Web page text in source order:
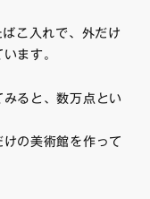
こ入れで、外だけ
ます。
ると、数万点とい
の美術館を作って